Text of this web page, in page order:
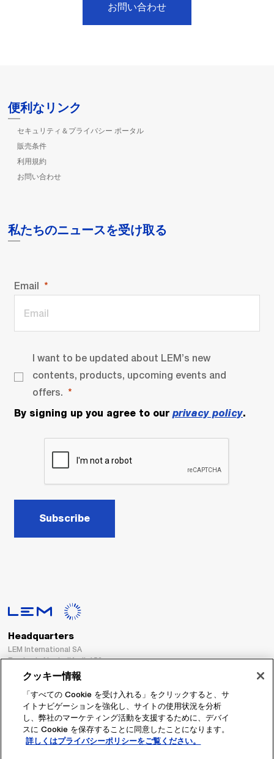
お問い合わせ
便利なリンク
セキュリティ＆プライバシー ポータル
販売条件
利用規約
お問い合わせ
私たちのニュースを受け取る
Email
I want to be updated about LEM’s new
contents, products, upcoming events and
offers.
By signing up you agree to our privacy policy.
Subscribe
Headquarters
LEM International SA
Route du Nant-d’Avril, 152
1217 Meyrin
Switzerland
Tel. :
+41 22 706 11 11
Fax : +41 22 794 94 78
クッキー情報
「すべての Cookie を受け入れる」をクリックすると、サ
イトナビゲーションを強化し、サイトの使用状況を分析
し、弊社のマーケティング活動を支援するために、デバイ
スに Cookie を保存することに同意したことになります。
詳しくはプライバシーポリシーをご覧ください。